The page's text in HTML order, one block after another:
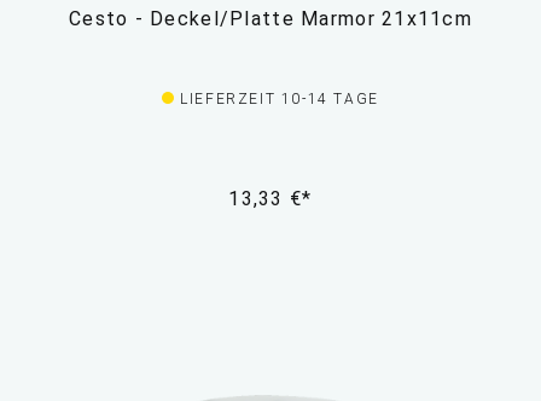
Cesto - Deckel/Platte Marmor 21x11cm
LIEFERZEIT 10-14 TAGE
13,33 €*